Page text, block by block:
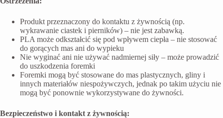
Produkt przeznaczony do kontaktu z żywnością (np.
wykrawanie ciastek i pierników) – nie jest zabawką.
PLA może odkształcić się pod wpływem ciepła – nie stosować
do gorących mas ani do wypieku
Nie wyginać ani nie używać nadmiernej siły – może prowadzić
do uszkodzenia foremki
Foremki mogą być stosowane do mas plastycznych, gliny i
innych materiałów niespożywczych, jednak po takim użyciu nie
mogą być ponownie wykorzystywane do żywności.
Bezpieczeństwo i kontakt z żywnością: